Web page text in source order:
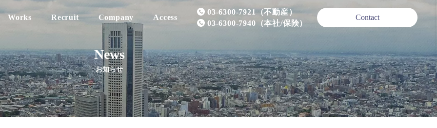
Realestate
Works
Property for Sale
Recruit Company
Message
Access
03-6300-7921（不動産）
03-6300-7940（本社/保険）
Contact
News
お知らせ